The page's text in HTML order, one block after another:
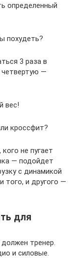
определенный
похудеть?
3 раза в
—
вес!
кроссфит?
не пугает
— подойдет
с динамикой
того, и другого —
для
тренер.
и силовые.